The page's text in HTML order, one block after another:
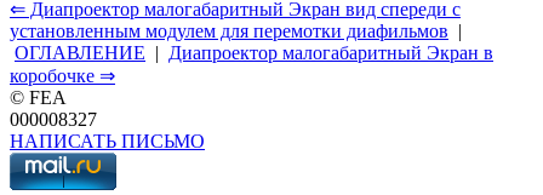
⇐ Диапроектор малогабаритный Экран вид спереди с
установленным модулем для перемотки диафильмов |
ОГЛАВЛЕНИЕ | Диапроектор малогабаритный Экран в
коробочке ⇒
© FEA
000008327
НАПИСАТЬ ПИСЬМО